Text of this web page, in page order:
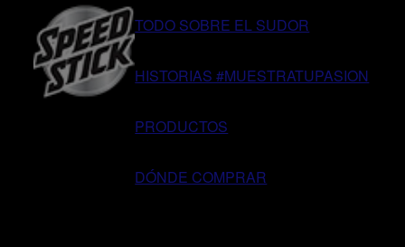
TODO SOBRE EL SUDOR
HISTORIAS #MUESTRATUPASION
PRODUCTOS
DÓNDE COMPRAR